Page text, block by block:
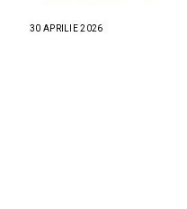
30 APRILIE 2026